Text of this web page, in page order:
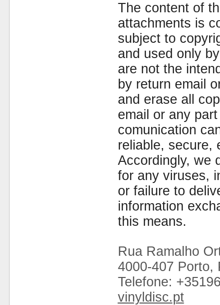
The content of
attachments is
subject to
and used only
are not the
by return email
and erase all
email or any
comunication
reliable, secure,
Accordingly, we
for any viruses,
or failure to
information
this means.
Rua Ramalho
4000-407 Porto,
Telefone:
vinyldisc.pt